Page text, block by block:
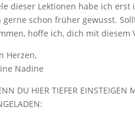
dieser Lektionen habe ich
gerne schon früher gewusst.
hoffe ich, dich mit diesem
Herzen,
Nadine
DU HIER TIEFER EINSTEIGEN